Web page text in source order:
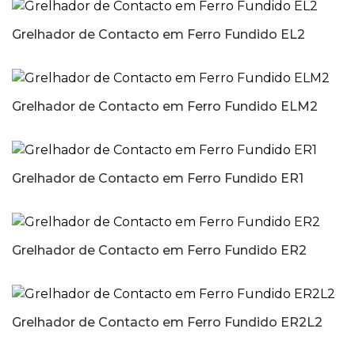
Grelhador de Contacto em Ferro Fundido EL2
Grelhador de Contacto em Ferro Fundido ELM2
Grelhador de Contacto em Ferro Fundido ER1
Grelhador de Contacto em Ferro Fundido ER2
Grelhador de Contacto em Ferro Fundido ER2L2